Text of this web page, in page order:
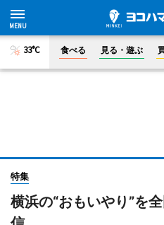
33°C 食べる 見る・遊ぶ
特集
横浜の“おもいやり”を